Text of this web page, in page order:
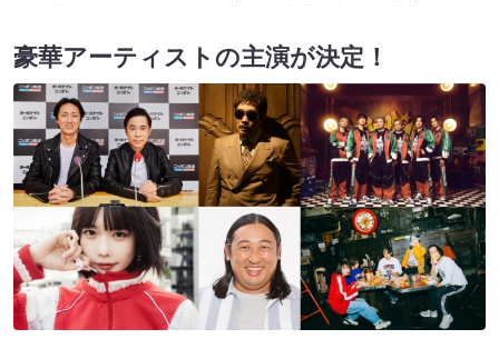
豪華アーティストの主演が決定！